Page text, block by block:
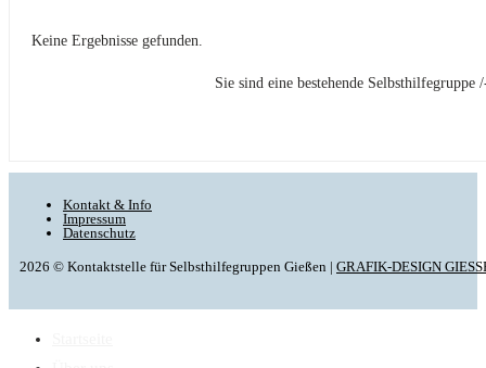
Keine Ergebnisse gefunden.
Sie sind eine bestehende
Kontakt & Info
Impressum
Datenschutz
2026 © Kontaktstelle für Selbsthilfegruppen Gießen | GRAFIK-DESIGN